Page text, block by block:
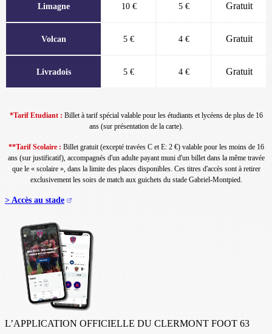
Limagne 10 € 5 € Gratuit
Volcan 5 € 4 € Gratuit
Livradois 5 € 4 € Gratuit
*Tarif Etudiant : Billet à tarif spécial valable pour les étudiants et lycéens de plus de 16
ans (sur présentation de la carte).
**Tarif Scolaire : Billet gratuit (excepté travées C et E: 2 €) valable pour les moins de 16
ans (sur justificatif), accompagnés d'un adulte payant muni d'un billet dans la même travée
que le «scolaire », dans la limite des places disponibles. Ces titres d'accès sont à retirer
exclusivement les soirs de match aux guichets du stade Gabriel-Montpied.
> Accès au stade
L’APPLICATION OFFICIELLE DU CLERMONT FOOT 63